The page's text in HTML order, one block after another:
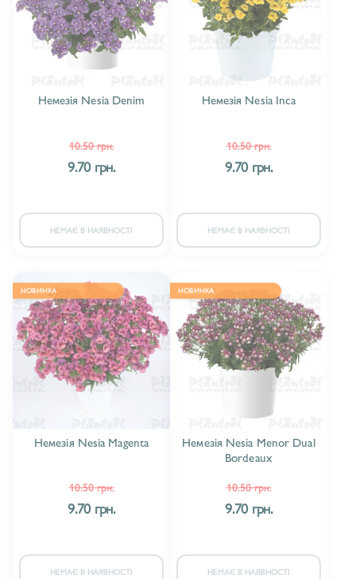
Немезія Nesia Denim
10.50 грн.
9.70 грн.
НЕМАЄ В НАЯВНОСТІ
Немезія Nesia Inca
10.50 грн.
9.70 грн.
НЕМАЄ В НАЯВНОСТІ
НОВИНКА
Немезія Nesia Magenta
10.50 грн.
9.70 грн.
НЕМАЄ В НАЯВНОСТІ
НОВИНКА
Немезія Nesia Menor Dual
Bordeaux
10.50 грн.
9.70 грн.
НЕМАЄ В НАЯВНОСТІ